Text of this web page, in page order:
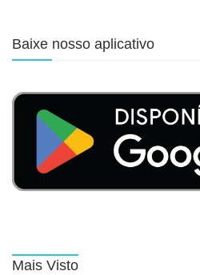
Baixe nosso aplicativo
Mais Visto